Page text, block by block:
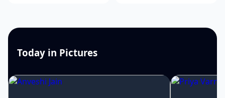
Today in Pictures